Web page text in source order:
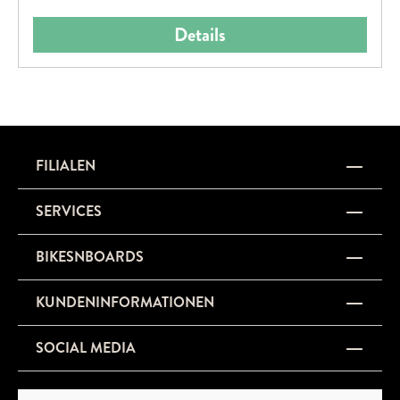
Details
FILIALEN
SERVICES
BIKESNBOARDS
KUNDENINFORMATIONEN
SOCIAL MEDIA